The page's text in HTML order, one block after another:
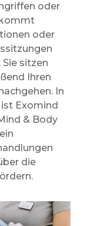
oder
oder
sitzen
Ihren
In
Exomind
& Body
die